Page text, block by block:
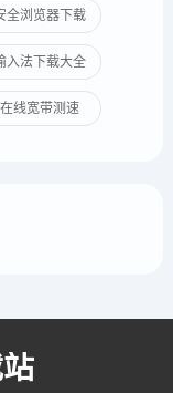
全浏览器下载
入法下载大全
在线宽带测速